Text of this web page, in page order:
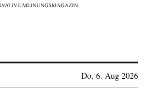
Do, 6. Aug 2026